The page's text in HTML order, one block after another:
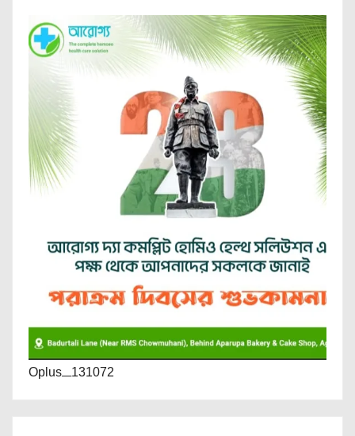
Oplus_131072